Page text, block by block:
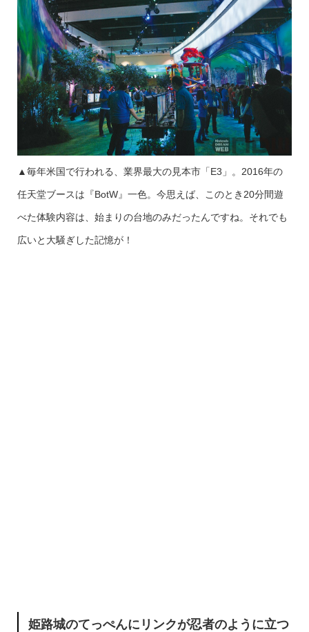
▲毎年米国で行われる、業界最大の見本市「E3」。2016年の
任天堂ブースは『BotW』一色。今思えば、このとき20分間遊
べた体験内容は、始まりの台地のみだったんですね。それでも
広いと大騒ぎした記憶が！
姫路城のてっぺんにリンクが忍者のように立つ